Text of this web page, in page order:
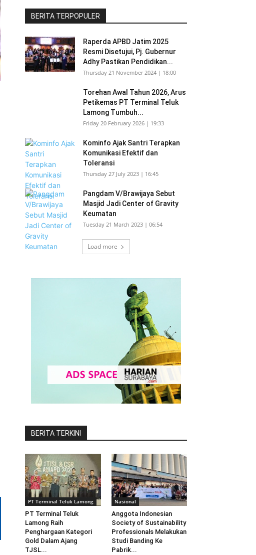
BERITA TERPOPULER
Raperda APBD Jatim 2025
Resmi Disetujui, Pj. Gubernur
Adhy Pastikan Pendidikan...
Thursday 21 November 2024 | 18:00
Torehan Awal Tahun 2026, Arus
Petikemas PT Terminal Teluk
Lamong Tumbuh...
Friday 20 February 2026 | 19:33
Kominfo Ajak Santri Terapkan
Komunikasi Efektif dan
Toleransi
Thursday 27 July 2023 | 16:45
Pangdam V/Brawijaya Sebut
Masjid Jadi Center of Gravity
Keumatan
Tuesday 21 March 2023 | 06:54
Load more
BERITA TERKINI
PT Terminal Teluk Lamong
PT Terminal Teluk
Lamong Raih
Penghargaan Kategori
Gold Dalam Ajang
TJSL...
Nasional
Anggota Indonesian
Society of Sustainability
Professionals Melakukan
Studi Banding Ke
Pabrik...